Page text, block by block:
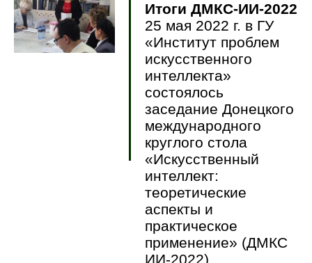
Итоги ДМКС-ИИ-2022
25 мая 2022 г. в ГУ
«Институт проблем
искусственного
интеллекта»
состоялось
заседание Донецкого
международного
круглого стола
«Искусственный
интеллект:
теоретические
аспекты и
практическое
применение» (ДМКС
ИИ-2022)